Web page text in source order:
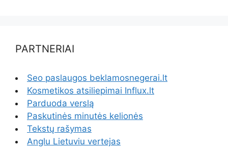
PARTNERIAI
Seo paslaugos beklamosnegerai.lt
Kosmetikos atsiliepimai Influx.lt
Parduoda verslą
Paskutinės minutės kelionės
Tekstų rašymas
Anglu Lietuviu vertejas